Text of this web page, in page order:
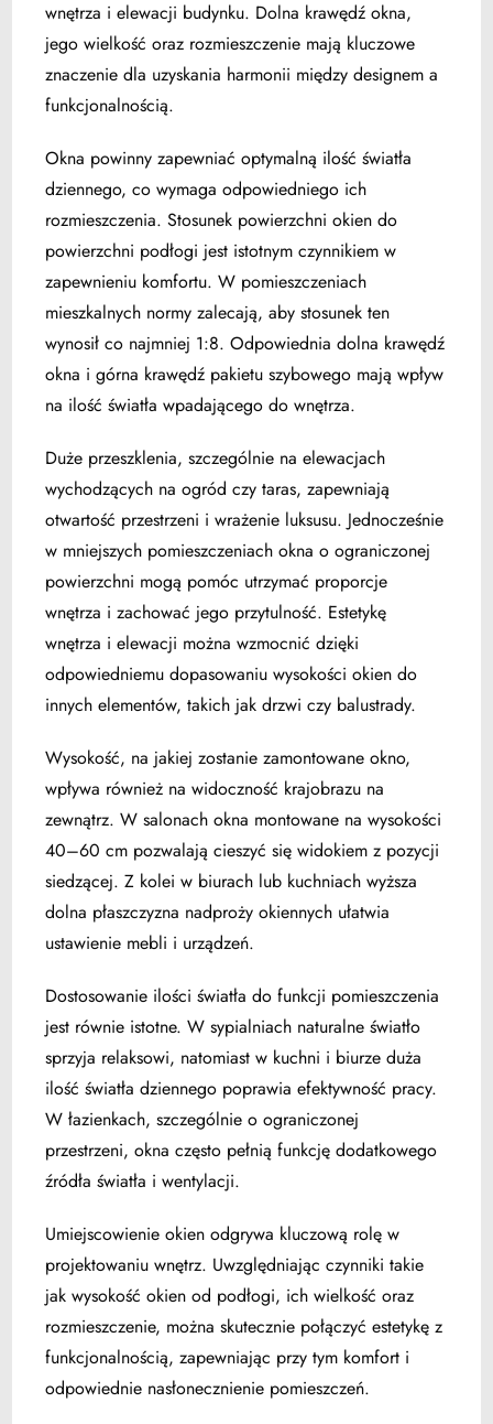
wnętrza i elewacji budynku. Dolna krawędź okna,
jego wielkość oraz rozmieszczenie mają kluczowe
znaczenie dla uzyskania harmonii między designem a
funkcjonalnością.
Okna powinny zapewniać optymalną ilość światła
dziennego, co wymaga odpowiedniego ich
rozmieszczenia. Stosunek powierzchni okien do
powierzchni podłogi jest istotnym czynnikiem w
zapewnieniu komfortu. W pomieszczeniach
mieszkalnych normy zalecają, aby stosunek ten
wynosił co najmniej 1:8. Odpowiednia dolna krawędź
okna i górna krawędź pakietu szybowego mają wpływ
na ilość światła wpadającego do wnętrza.
Duże przeszklenia, szczególnie na elewacjach
wychodzących na ogród czy taras, zapewniają
otwartość przestrzeni i wrażenie luksusu. Jednocześnie
w mniejszych pomieszczeniach okna o ograniczonej
powierzchni mogą pomóc utrzymać proporcje
wnętrza i zachować jego przytulność. Estetykę
wnętrza i elewacji można wzmocnić dzięki
odpowiedniemu dopasowaniu wysokości okien do
innych elementów, takich jak drzwi czy balustrady.
Wysokość, na jakiej zostanie zamontowane okno,
wpływa również na widoczność krajobrazu na
zewnątrz. W salonach okna montowane na wysokości
40–60 cm pozwalają cieszyć się widokiem z pozycji
siedzącej. Z kolei w biurach lub kuchniach wyższa
dolna płaszczyzna nadproży okiennych ułatwia
ustawienie mebli i urządzeń.
Dostosowanie ilości światła do funkcji pomieszczenia
jest równie istotne. W sypialniach naturalne światło
sprzyja relaksowi, natomiast w kuchni i biurze duża
ilość światła dziennego poprawia efektywność pracy.
W łazienkach, szczególnie o ograniczonej
przestrzeni, okna często pełnią funkcję dodatkowego
źródła światła i wentylacji.
Umiejscowienie okien odgrywa kluczową rolę w
projektowaniu wnętrz. Uwzględniając czynniki takie
jak wysokość okien od podłogi, ich wielkość oraz
rozmieszczenie, można skutecznie połączyć estetykę z
funkcjonalnością, zapewniając przy tym komfort i
odpowiednie nasłonecznienie pomieszczeń.